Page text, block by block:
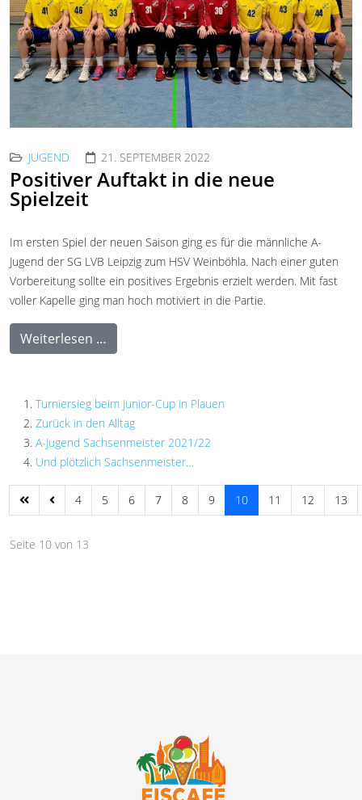
JUGEND 21. SEPTEMBER 2022
Positiver Auftakt in die neue
Spielzeit
Im ersten Spiel der neuen Saison ging es für die männliche A-
Jugend der SG LVB Leipzig zum HSV Weinböhla. Nach einer guten
Vorbereitung sollte ein positives Ergebnis erzielt werden. Mit fast
voller Kapelle ging man hoch motiviert in die Partie.
Weiterlesen …
Turniersieg beim Junior-Cup in Plauen
Zurück in den Alltag
A-Jugend Sachsenmeister 2021/22
Und plötzlich Sachsenmeister…
4 5 6 7 8 9 10 11 12 13
Seite 10 von 13